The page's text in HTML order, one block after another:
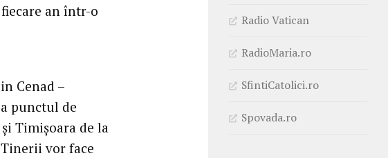
an într-o
Cenad –
punctul de
Timișoara de la
vor face
Radio Vatican
RadioMaria.ro
SfintiCatolici.ro
Spovada.ro